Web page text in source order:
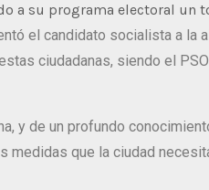
a su programa electoral un
el candidato socialista a la
ciudadanas, siendo el
y de un profundo
medidas que la ciudad